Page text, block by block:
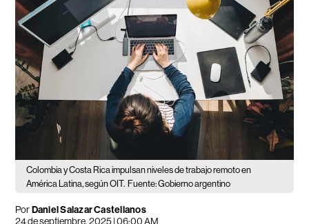
Colombia y Costa Rica impulsan niveles de trabajo remoto en
América Latina, según OIT. Fuente: Gobierno argentino
PorDaniel Salazar Castellanos
24 de septiembre, 2025 | 06:00 AM